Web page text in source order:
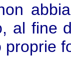
al fine